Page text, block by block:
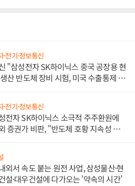
·전기·정보통신
"삼성전자 SK하이닉스 중국 공장용 현
산 반도체 장비 시험, 미국 수출통제 대
·전기·정보통신
전자 SK하이닉스 소극적 주주환원에
증권가 비판, "반도체 호황 지속성 의
외서 속도 붙는 원전 사업, 삼성물산·현
설·대우건설에 다가오는 '약속의 시간'